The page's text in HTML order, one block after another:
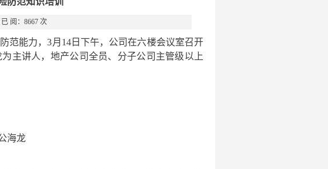
已 阅：8667 次
范能力，3月 14日下午，公司在六楼会议室召开
主讲人，地产公司全员、分子公司主管级以上
海龙